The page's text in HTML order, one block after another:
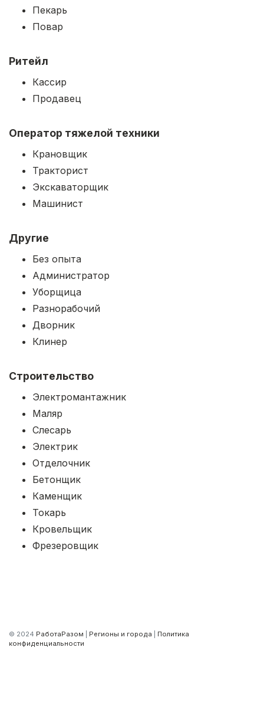
Пекарь
Повар
Ритейл
Кассир
Продавец
Оператор тяжелой техники
Крановщик
Тракторист
Экскаваторщик
Машинист
Другие
Без опыта
Администратор
Уборщица
Разнорабочий
Дворник
Клинер
Строительство
Электромантажник
Маляр
Слесарь
Электрик
Отделочник
Бетонщик
Каменщик
Токарь
Кровельщик
Фрезеровщик
© 2024 РаботаРазом Регионы и города
Политика
конфиденциальности